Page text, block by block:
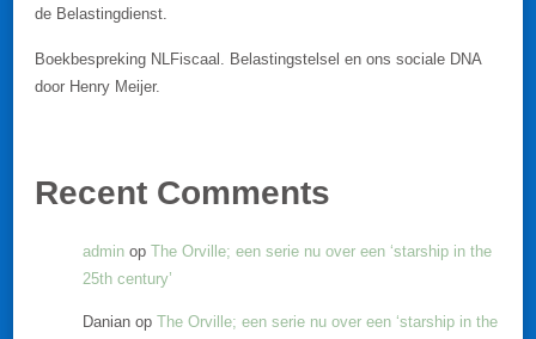
de Belastingdienst.
Boekbespreking NLFiscaal. Belastingstelsel en ons sociale DNA
door Henry Meijer.
Recent Comments
admin op The Orville; een serie nu over een ‘starship in the
25th century’
Danian op The Orville; een serie nu over een ‘starship in the